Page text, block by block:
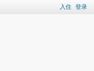
入住 登录